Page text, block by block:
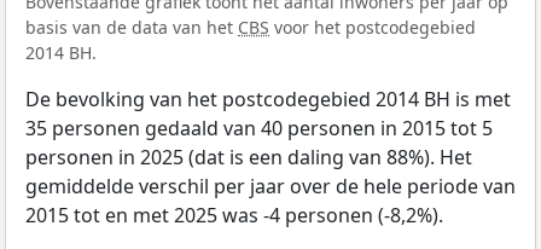
basis van de data van het CBS voor het postcodegebied
2014 BH.
De bevolking van het postcodegebied 2014 BH is met
35 personen gedaald van 40 personen in 2015 tot 5
personen in 2025 (dat is een daling van 88%). Het
gemiddelde verschil per jaar over de hele periode van
2015 tot en met 2025 was -4 personen (-8,2%).